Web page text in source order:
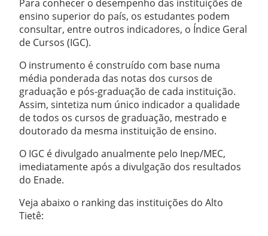
Para conhecer o desempenho das instituições de
ensino superior do país, os estudantes podem
consultar, entre outros indicadores, o Índice Geral
de Cursos (IGC).
O instrumento é construído com base numa
média ponderada das notas dos cursos de
graduação e pós-graduação de cada instituição.
Assim, sintetiza num único indicador a qualidade
de todos os cursos de graduação, mestrado e
doutorado da mesma instituição de ensino.
O IGC é divulgado anualmente pelo Inep/MEC,
imediatamente após a divulgação dos resultados
do Enade.
Veja abaixo o ranking das instituições do Alto
Tietê: